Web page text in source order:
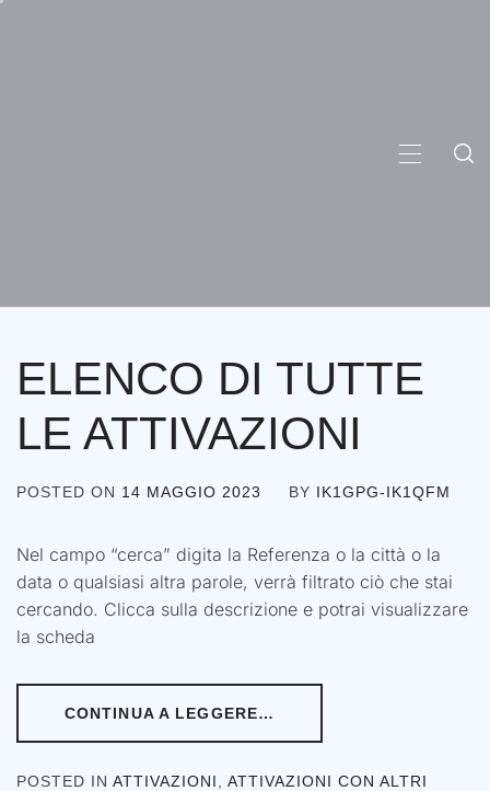
ELENCO DI TUTTE
LE ATTIVAZIONI
POSTED ON 14 MAGGIO 2023 BY IK1GPG-IK1QFM
Nel campo “cerca” digita la Referenza o la città o la
data o qualsiasi altra parole, verrà filtrato ciò che stai
cercando. Clicca sulla descrizione e potrai visualizzare
la scheda
CONTINUA A LEGGERE…
POSTED IN ATTIVAZIONI
ATTIVAZIONI CON ALTRI